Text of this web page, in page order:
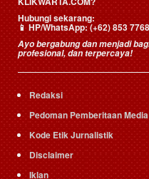
Hubungi sekarang:
📱HP/WhatsApp:(+62) 853
Ayo bergabung dan menjadi
profesional, dan terpercaya!
Redaksi
Pedoman Pemberitaan
Kode Etik Jurnalistik
Disclaimer
Iklan